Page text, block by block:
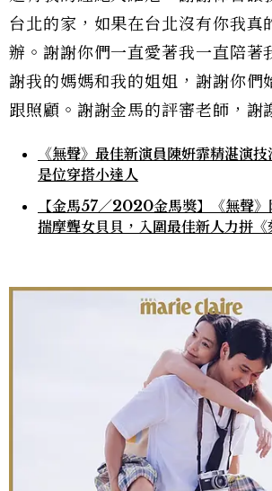
台北的家，如果在台北沒有你我真
辦。謝謝你們一直愛著我一直陪著
謝我的媽媽和我的姐姐，謝謝你們
跟照顧。謝謝金馬的評審老師，謝
《無聲》最佳新演員陳姸霏精湛演
是位穿搭小達人
【金馬57／2020金馬獎】《無聲
揣摩聾女貝貝，入圍最佳新人力拼